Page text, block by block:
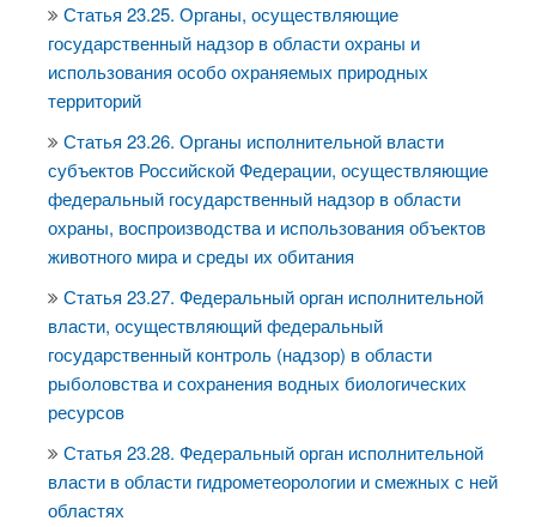
Статья 23.25. Органы, осуществляющие
государственный надзор в области охраны и
использования особо охраняемых природных
территорий
Статья 23.26. Органы исполнительной власти
субъектов Российской Федерации, осуществляющие
федеральный государственный надзор в области
охраны, воспроизводства и использования объектов
животного мира и среды их обитания
Статья 23.27. Федеральный орган исполнительной
власти, осуществляющий федеральный
государственный контроль (надзор) в области
рыболовства и сохранения водных биологических
ресурсов
Статья 23.28. Федеральный орган исполнительной
власти в области гидрометеорологии и смежных с ней
областях